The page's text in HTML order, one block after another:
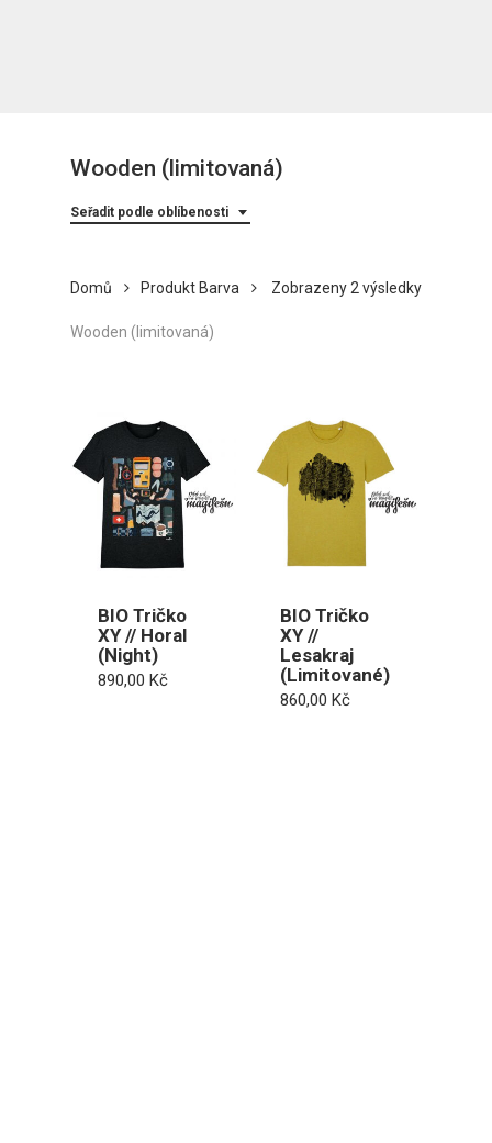
Wooden (limitovaná)
Seřadit podle oblíbenosti
Zobrazeny 2 výsledkySeřazeno
Domů Produkt Barva
Wooden (limitovaná)
BIO Tričko
XY // Horal
(Night)
890,00 Kč
BIO Tričko
XY //
Lesakraj
(Limitované)
860,00Kč